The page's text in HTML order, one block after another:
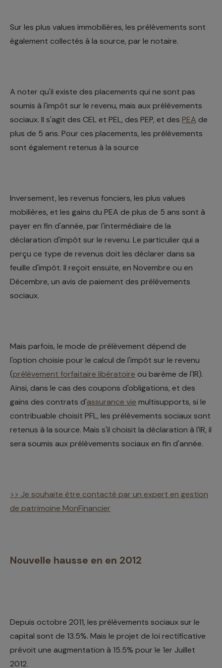
Sur les plus values immobilières, les prélèvements sont
également collectés à la source, par le notaire.
A noter qu'il existe des placements qui ne sont pas
soumis à l'impôt sur le revenu, mais aux prélèvements
sociaux. Il s'agit des CEL et PEL, des PEP, et des PEA de
plus de 5 ans. Pour ces placements, les prélèvements
sont également retenus à la source
Inversement, les revenus fonciers, les plus values
mobilières, et les gains du PEA de plus de 5 ans sont à
payer en fin d'année, par l'intermédiaire de la
déclaration d'impôt sur le revenu. Le particulier qui a
perçu ce type de revenus doit les déclarer dans sa
feuille d'impôt. Il reçoit ensuite, en Novembre ou en
Décembre, un avis de paiement des prélèvements
sociaux.
Mais parfois, le mode de prélèvement dépend de
l'option choisie pour le calcul de l'impôt sur le revenu
(prélèvement forfaitaire libératoire ou barème de l'IR).
Ainsi, dans le cas des coupons d'obligations, et des
gains des contrats d'assurance vie multisupports, si le
contribuable choisit PFL, les prélèvements sociaux sont
retenus à la source. Mais s'il choisit la déclaration à l'IR, il
sera soumis aux prélèvements sociaux en fin d'année.
>> Je souhaite être contacté par un expert en gestion
de patrimoine MonFinancier
Nouvelle hausse en en 2012
Depuis octobre 2011, les prélèvements sociaux sur le
capital sont de 13.5%. Mais le projet de loi rectificative
prévoit une augmentation à 15.5% pour le 1er Juillet
2012.